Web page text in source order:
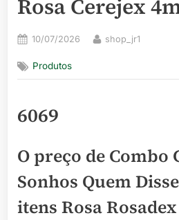
Rosa Cerejex
Posted
10/07/2026 By
shop_jr1
Produtos
6069
O preço de Combo
Sonhos Quem
itens Rosa